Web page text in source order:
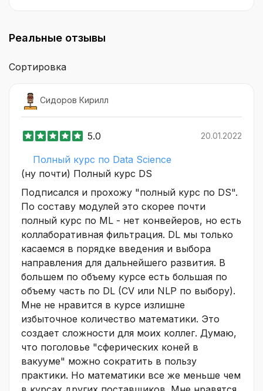
Реальные отзывы
Сортировка
Сидоров Кирилл
5.0 20.01.2022
Полный курс по Data Science
(ну почти) Полный курс DS
Подписался и прохожу "полный курс по DS".
По составу модулей это скорее почти
полный курс по ML - нет конвейеров, но есть
коллаборативная фильтрация. DL мы только
касаемся в порядке введения и выбора
направления для дальнейшего развития. В
большем по объему курсе есть большая по
объему часть по DL (CV или NLP по выбору).
Мне не нравится в курсе излишне
избыточное количество математики. Это
создает сложности для моих коллег. Думаю,
что поголовье "сферических коней в
вакууме" можно сократить в пользу
практики. Но математики все же меньше чем